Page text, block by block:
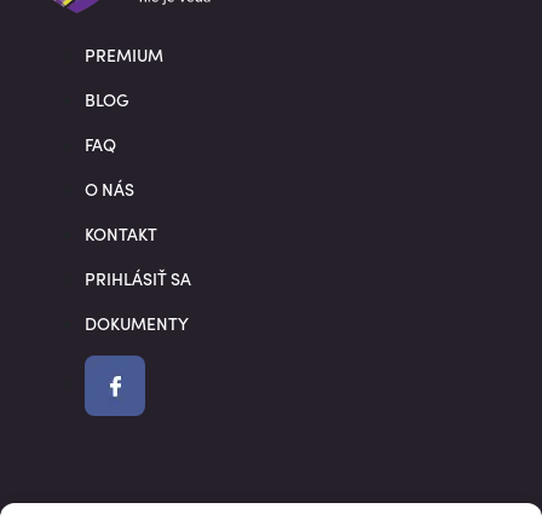
PREMIUM
BLOG
FAQ
O NÁS
KONTAKT
PRIHLÁSIŤ SA
DOKUMENTY